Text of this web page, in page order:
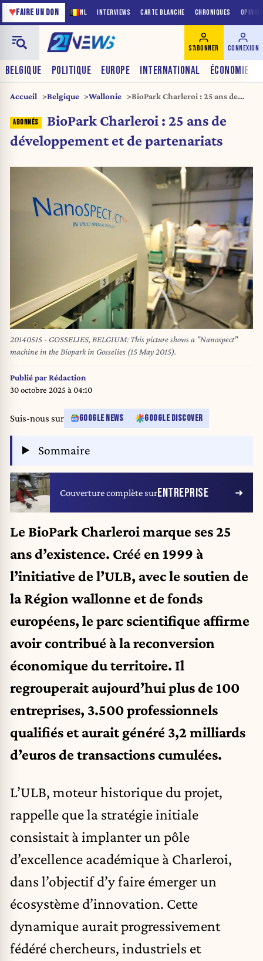
NL INTERVIEWS CARTE BLANCHE CHRONIQUES
♥FAIRE UN DON
BELGIQUE POLITIQUE EUROPE INTERNATIONAL ÉCONOMIE
S'ABONNER CONNEXION
Accueil Belgique Wallonie
BioPark Charleroi : 25 ans de
partenariats
BioPark Charleroi : 25 ans de
développement et de partenariats
20140515 - GOSSELIES, BELGIUM: This picture shows a "Nanospect"
machine in the Biopark in Gosselies (15 May 2015).
Publié parRédaction
30 octobre 2025 à 04:10
Suis-nous sur GOOGLE NEWS GOOGLE DISCOVER
Sommaire
Couverture complète surENTREPRISE
Le BioPark Charleroi marque ses 25
ans d’existence. Créé en 1999 à
l’initiative de l’ULB, avec le soutien de
la Région wallonne et de fonds
européens, le parc scientifique affirme
avoir contribué à la reconversion
économique du territoire. Il
regrouperait aujourd’hui plus de 100
entreprises, 3.500 professionnels
qualifiés et aurait généré 3,2 milliards
d’euros de transactions cumulées.
L’ULB, moteur historique du projet,
rappelle que la stratégie initiale
consistait à implanter un pôle
d’excellence académique à Charleroi,
dans l’objectif d’y faire émerger un
écosystème d’innovation. Cette
dynamique aurait progressivement
fédéré chercheurs, industriels et